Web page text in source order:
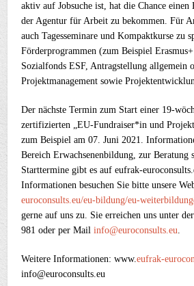
aktiv auf Jobsuche ist, hat die Chance einen
der Agentur für Arbeit zu bekommen. Für
auch Tagesseminare und Kompaktkurse zu
Förderprogrammen (zum Beispiel
Sozialfonds ESF, Antragstellung allgemein
Projektmanagement sowie
Der nächste Termin zum Start einer 19-
zertifizierten „EU-Fundraiser*in und
zum Beispiel am 07. Juni 2021.
Bereich Erwachsenenbildung, zur Beratung
Starttermine gibt es auf eufrak-
Informationen besuchen Sie bitte unsere
euroconsults.eu/eu-bildung/eu-
gerne auf uns zu. Sie erreichen uns unter
981 oder per Mailinfo@euroconsults.eu.
Weitere Informationen: www.eufrak-
info@euroconsults.eu